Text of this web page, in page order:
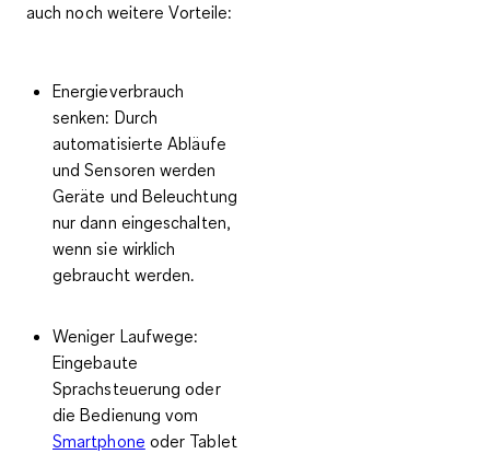
auch noch weitere Vorteile:
Energieverbrauch
senken: Durch
automatisierte Abläufe
und Sensoren werden
Geräte und Beleuchtung
nur dann eingeschalten,
wenn sie wirklich
gebraucht werden.
Weniger Laufwege:
Eingebaute
Sprachsteuerung oder
die Bedienung vom
Smartphone oder Tablet